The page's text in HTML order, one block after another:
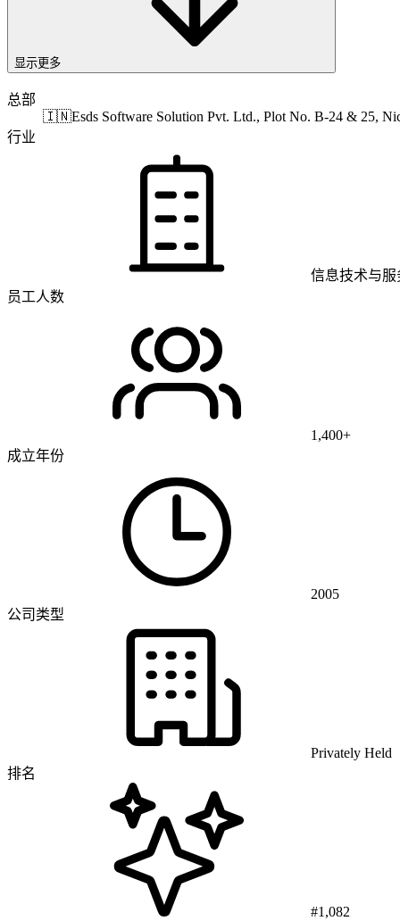
显示更多
总部
🇮🇳Esds Software Solution Pvt. Ltd., Plot No. B-24 & 25,
行业
信息技术与服
员工人数
1,400+
成立年份
2005
公司类型
Privately Held
排名
#1,082